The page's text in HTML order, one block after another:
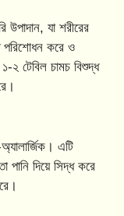
উপাদান, যা শরীরের
পরিশোধন করে ও
২ টেবিল চামচ বিশুদ্ধ
অ্যালার্জিক। এটি
পানি দিয়ে সিদ্ধ করে